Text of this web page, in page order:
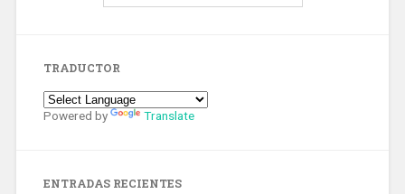
TRADUCTOR
Powered by Translate
ENTRADAS RECIENTES